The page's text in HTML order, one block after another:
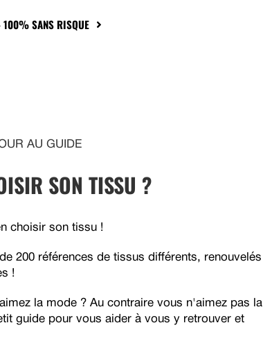
100% SANS RISQUE
AU GUIDE
SON TISSU ?
choisir son tissu !
200 références de tissus différents, renouvelés
!
la mode ? Au contraire vous n'aimez pas la
guide pour vous aider à vous y retrouver et